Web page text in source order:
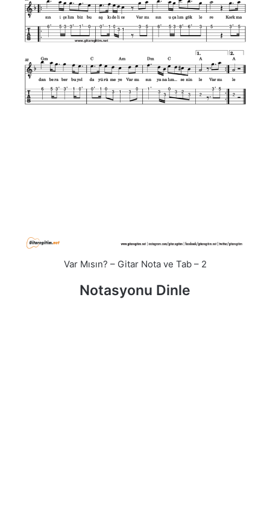
Var Mısın? – Gitar Nota ve Tab – 2
Notasyonu Dinle